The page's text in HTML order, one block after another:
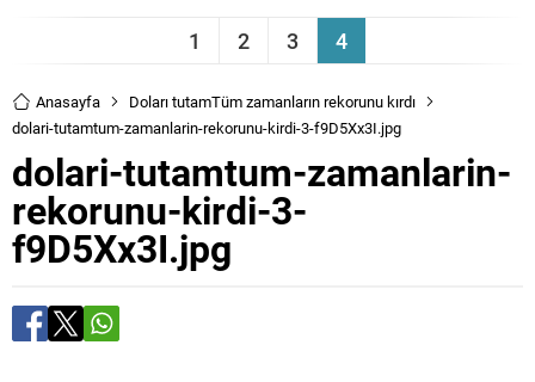
1 2 3 4
Anasayfa
Doları tutamTüm zamanların rekorunu kırdı
dolari-tutamtum-zamanlarin-rekorunu-kirdi-3-f9D5Xx3I.jpg
dolari-tutamtum-zamanlarin-
rekorunu-kirdi-3-
f9D5Xx3I.jpg